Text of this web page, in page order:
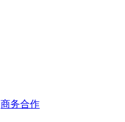
商务合作